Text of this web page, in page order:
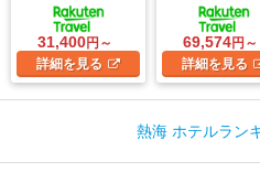
31,400円～
詳細を見る
69,574円～
詳細を見る
熱海 ホテルラン